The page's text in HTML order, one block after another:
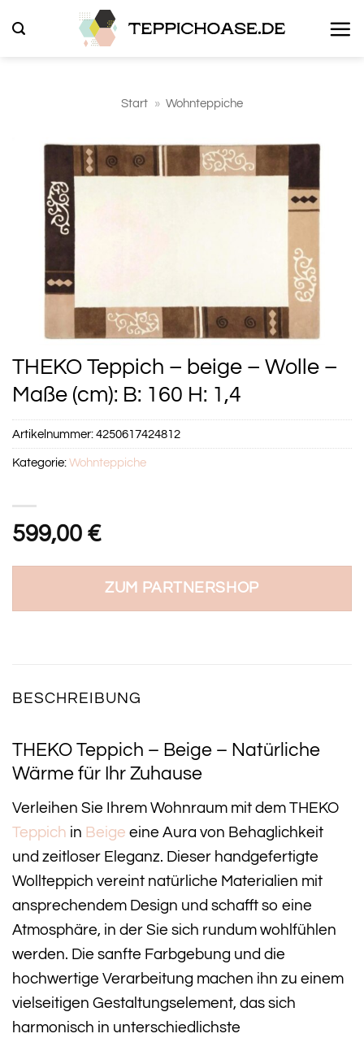
Inhalt
Start » Wohnteppiche
THEKO Teppich – beige – Wolle –
Maße (cm): B: 160 H: 1,4
599,00 €
ZUM PARTNERSHOP
Artikelnummer:4250617424812
Kategorie:Wohnteppiche
BESCHREIBUNG
THEKO Teppich – Beige – Natürliche
Wärme für Ihr Zuhause
Verleihen Sie Ihrem Wohnraum mit dem THEKO
Teppich in Beige eine Aura von Behaglichkeit
und zeitloser Eleganz. Dieser handgefertigte
Wollteppich vereint natürliche Materialien mit
ansprechendem Design und schafft so eine
Atmosphäre, in der Sie sich rundum wohlfühlen
werden. Die sanfte Farbgebung und die
hochwertige Verarbeitung machen ihn zu einem
vielseitigen Gestaltungselement, das sich
harmonisch in unterschiedlichste